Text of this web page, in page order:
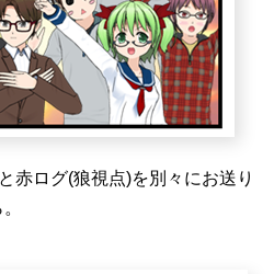
赤ログ(狼視点)を別々にお送り